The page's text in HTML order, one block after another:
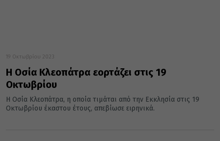
19 Οκτωβρίου 2023
Η Οσία Κλεοπάτρα εορτάζει στις 19
Οκτωβρίου
Η Οσία Κλεοπάτρα, η οποία τιμάται από την Εκκλησία στις 19
Οκτωβρίου έκαστου έτους, απεβίωσε ειρηνικά.